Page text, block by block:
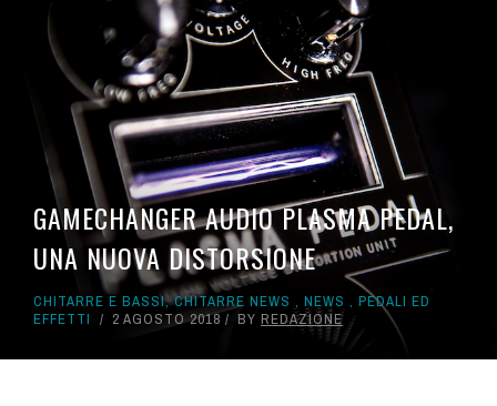
GAMECHANGER AUDIO PLASMA PEDAL,
UNA NUOVA DISTORSIONE
CHITARRE E BASSI,CHITARRE NEWS , NEWS , PEDALI ED
EFFETTI
2 AGOSTO 2018 BY REDAZIONE